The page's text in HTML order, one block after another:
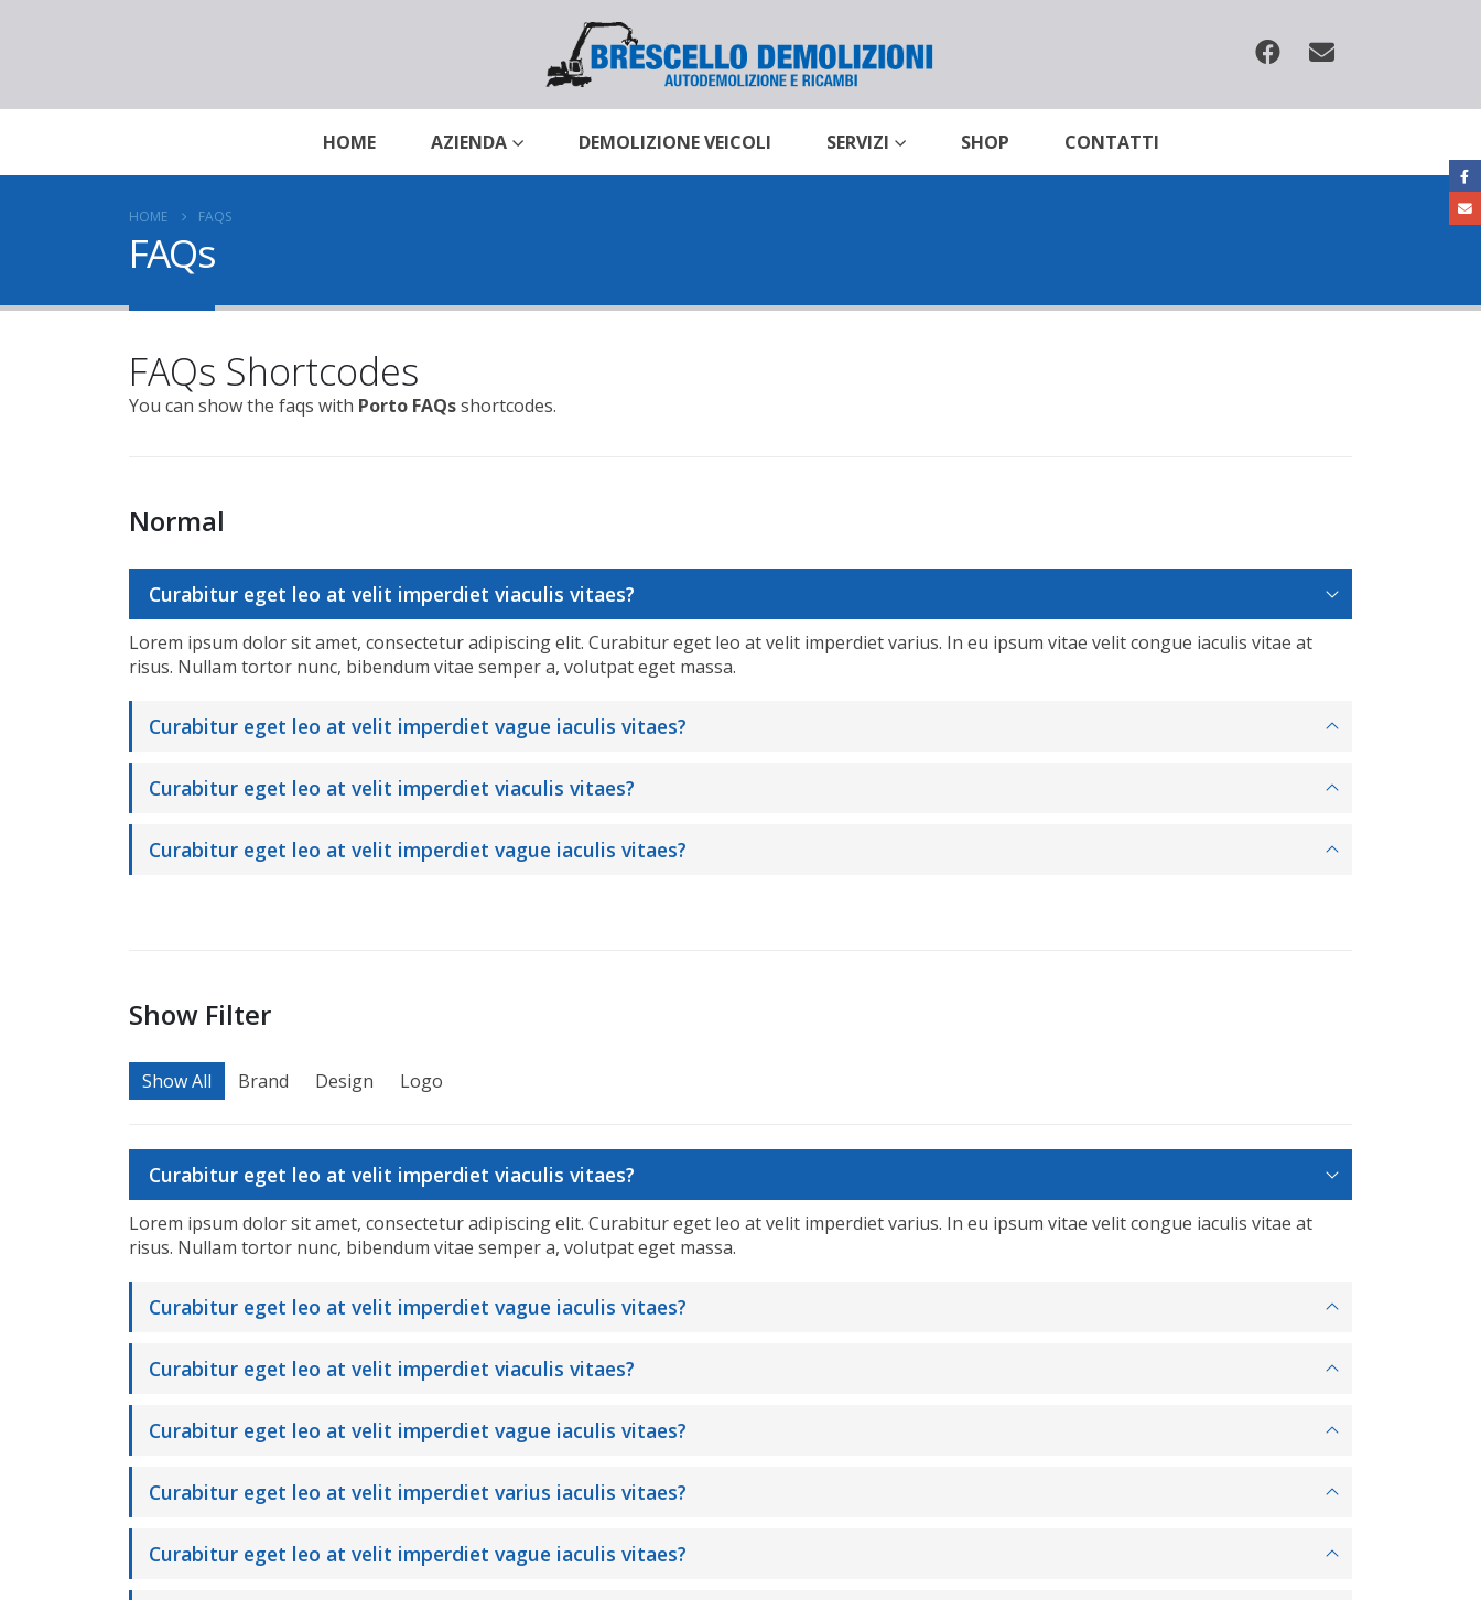
HOME AZIENDA DEMOLIZIONE VEICOLI SERVIZI SHOP CONTATTI
HOME FAQS
FAQs
FAQs Shortcodes
You can show the faqs with Porto FAQsshortcodes.
Normal
Curabitur eget leo at velit imperdiet viaculis vitaes?
Lorem ipsum dolor sit amet, consectetur adipiscing elit. Curabitur eget leo at velit imperdiet varius. In eu ipsum vitae velit congue iaculis vitae at
risus. Nullam tortor nunc, bibendum vitae semper a, volutpat eget massa.
Curabitur eget leo at velit imperdiet vague iaculis vitaes?
Curabitur eget leo at velit imperdiet viaculis vitaes?
Curabitur eget leo at velit imperdiet vague iaculis vitaes?
Show Filter
Show All Brand Design Logo
Curabitur eget leo at velit imperdiet viaculis vitaes?
Lorem ipsum dolor sit amet, consectetur adipiscing elit. Curabitur eget leo at velit imperdiet varius. In eu ipsum vitae velit congue iaculis vitae at
risus. Nullam tortor nunc, bibendum vitae semper a, volutpat eget massa.
Curabitur eget leo at velit imperdiet vague iaculis vitaes?
Curabitur eget leo at velit imperdiet viaculis vitaes?
Curabitur eget leo at velit imperdiet vague iaculis vitaes?
Curabitur eget leo at velit imperdiet varius iaculis vitaes?
Curabitur eget leo at velit imperdiet vague iaculis vitaes?